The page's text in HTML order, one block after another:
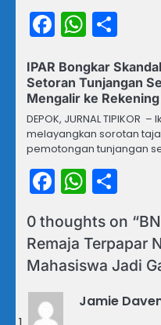
Facebook
IPAR Bongkar
Setoran Tunjangan
Mengalir ke
DEPOK, JURNAL TIPIKOR
melayangkan sorotan
pemotongan tunjangan
Facebook
0 thoughts on “
Remaja Terpapar
Mahasiswa Jadi
Jamie